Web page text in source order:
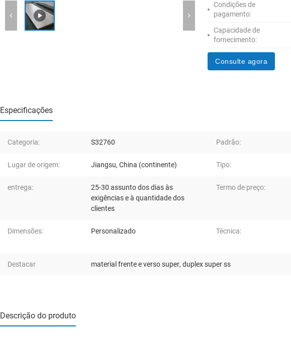
Condições de
pagamento:
Capacidade de
fornecimento:
Consulte agora
Especificações
Categoria: S32760 Padrão:
Lugar de origem: Jiangsu, China (continente) Tipo:
entrega:
25-30 assunto dos dias às
exigências e à quantidade dos
clientes
Termo de preço:
Dimensões: Personalizado Técnica:
Destacar material frente e verso super, duplex super ss
Descrição do produto